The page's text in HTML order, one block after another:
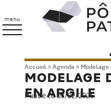
contenu
principal
menu
Patrimoine
Fil
d'Ariane
Accueil Agenda
MODELAGE
EN ARGILE
Publié le 03/02/2026.